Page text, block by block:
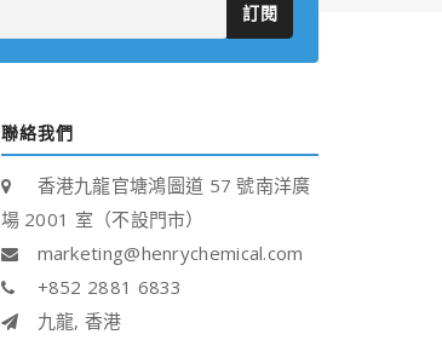
訂閱
聯絡我們
香港九龍官塘鴻圖道 57 號南洋廣
場 2001 室（不設門市）
marketing@henrychemical.com
+852 2881 6833
九龍, 香港